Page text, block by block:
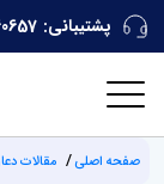
پشتیبانی:
صفحه اصلی مقالات